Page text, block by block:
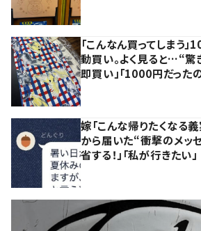
「こんなん買ってしまう
動買い。よく見ると…“驚
即買い」「1000円だったの
嫁「こんな帰りたくなる義
から届いた“衝撃のメッ
省する！」「私が行きたい」